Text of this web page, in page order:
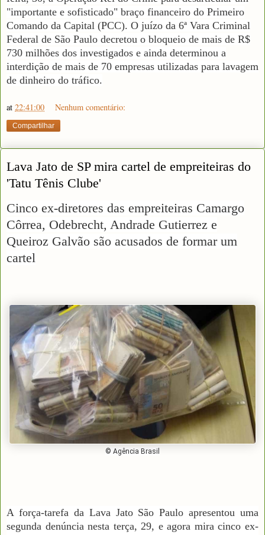
"importante e sofisticado" braço financeiro do Primeiro
Comando da Capital (PCC). O juízo da 6ª Vara Criminal
Federal de São Paulo decretou o bloqueio de mais de R$
730 milhões dos investigados e ainda determinou a
interdição de mais de 70 empresas utilizadas para lavagem
de dinheiro do tráfico.
at 22:41:00 Nenhum comentário:
Compartilhar
Lava Jato de SP mira cartel de empreiteiras do
'Tatu Tênis Clube'
Cinco ex-diretores das empreiteiras Camargo
Côrrea, Odebrecht, Andrade Gutierrez e
Queiroz Galvão são acusados de formar um
cartel
© Agência Brasil
A força-tarefa da Lava Jato São Paulo apresentou uma
segunda denúncia nesta terça, 29, e agora mira cinco ex-